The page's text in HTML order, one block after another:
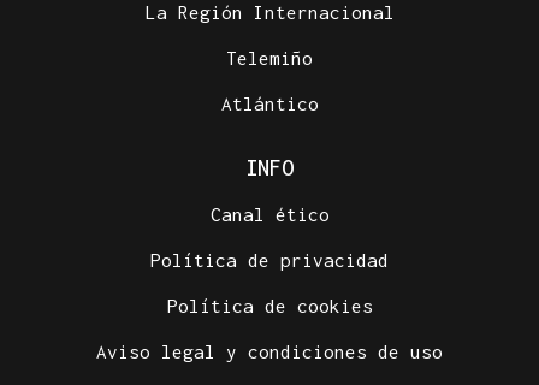
La Región Internacional
Telemiño
Atlántico
INFO
Canal ético
Política de privacidad
Política de cookies
Aviso legal y condiciones de uso